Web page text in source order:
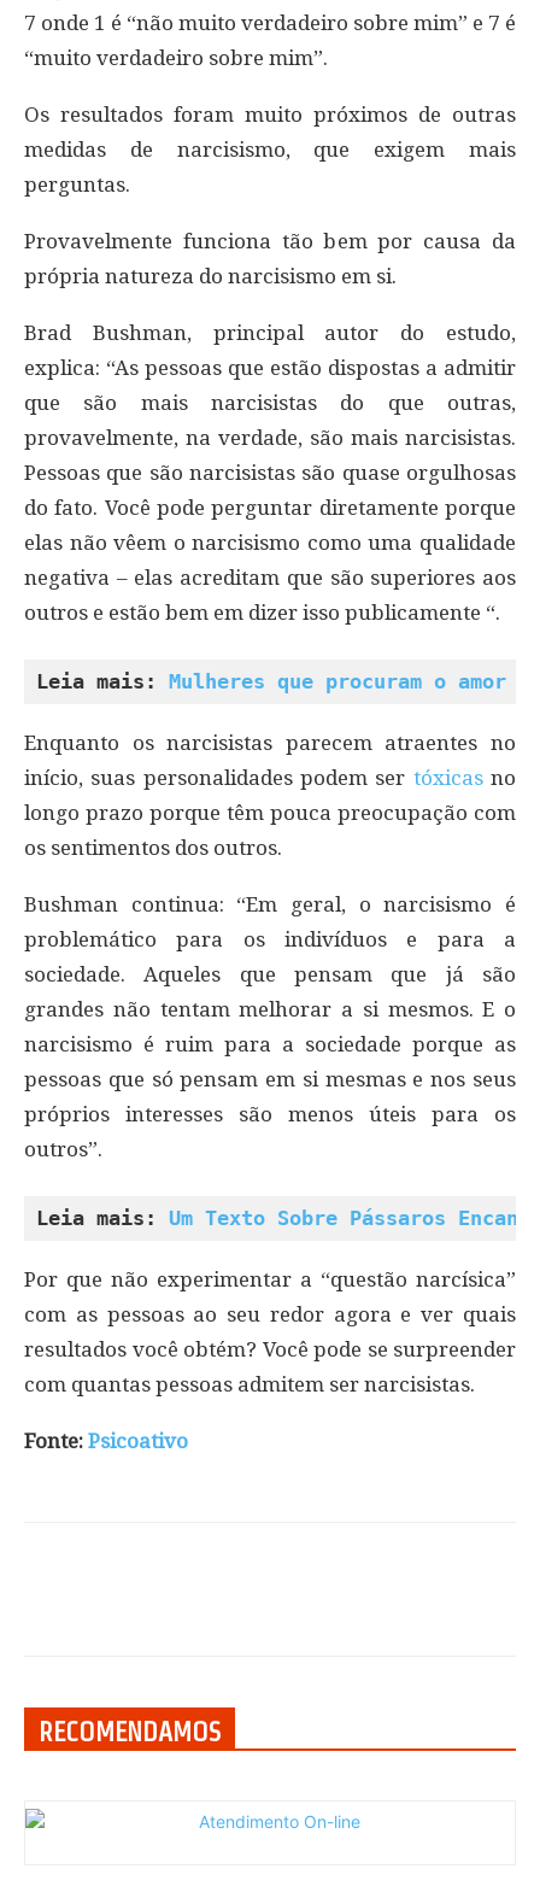
7 onde 1 é “não muito verdadeiro sobre mim” e 7 é
“muito verdadeiro sobre mim”.
Os resultados foram muito próximos de outras
medidas de narcisismo, que exigem mais
perguntas.
Provavelmente funciona tão bem por causa da
própria natureza do narcisismo em si.
Brad Bushman, principal autor do estudo,
explica: “As pessoas que estão dispostas a admitir
que são mais narcisistas do que outras,
provavelmente, na verdade, são mais narcisistas.
Pessoas que são narcisistas são quase orgulhosas
do fato. Você pode perguntar diretamente porque
elas não vêem o narcisismo como uma qualidade
negativa – elas acreditam que são superiores aos
outros e estão bem em dizer isso publicamente “.
Leia mais: Mulheres que procuram o
Enquanto os narcisistas parecem atraentes no
início, suas personalidades podem ser tóxicasno
longo prazo porque têm pouca preocupação com
os sentimentos dos outros.
Bushman continua: “Em geral, o narcisismo é
problemático para os indivíduos e para a
sociedade. Aqueles que pensam que já são
grandes não tentam melhorar a si mesmos. E o
narcisismo é ruim para a sociedade porque as
pessoas que só pensam em si mesmas e nos seus
próprios interesses são menos úteis para os
outros”.
Leia mais: Um Texto Sobre Pássaros
Por que não experimentar a “questão narcísica”
com as pessoas ao seu redor agora e ver quais
resultados você obtém? Você pode se surpreender
com quantas pessoas admitem ser narcisistas.
Fonte: Psicoativo
RECOMENDAMOS